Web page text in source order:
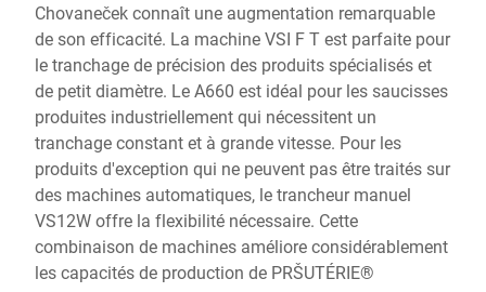
Chovaneček connaît une augmentation remarquable
de son efficacité. La machine VSI F T est parfaite pour
le tranchage de précision des produits spécialisés et
de petit diamètre. Le A660 est idéal pour les saucisses
produites industriellement qui nécessitent un
tranchage constant et à grande vitesse. Pour les
produits d'exception qui ne peuvent pas être traités sur
des machines automatiques, le trancheur manuel
VS12W offre la flexibilité nécessaire. Cette
combinaison de machines améliore considérablement
les capacités de production de PRŠUTÉRIE®